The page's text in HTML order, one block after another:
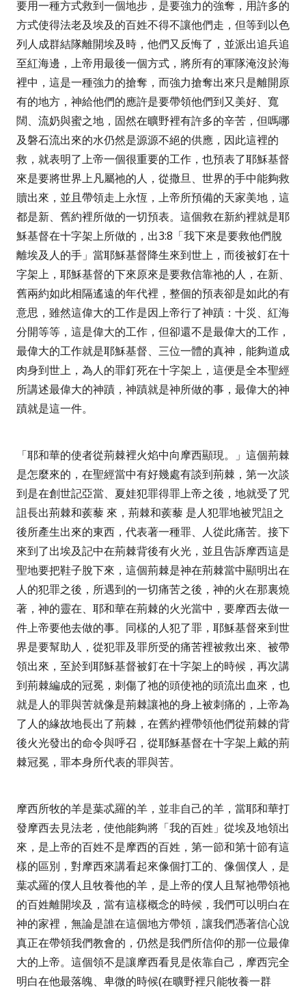
要用一種方式救到一個地步，是要強力的強奪，用許多的
方式使得法老及埃及的百姓不得不讓他們走，但等到以色
列人成群結隊離開埃及時，他們又反悔了，並派出追兵追
至紅海邊，上帝用最後一個方式，將所有的軍隊淹沒於海
裡中，這是一種強力的搶奪，而強力搶奪出來只是離開原
有的地方，神給他們的應許是要帶領他們到又美好、寬
闊、流奶與蜜之地，固然在曠野裡有許多的辛苦，但嗎哪
及磐石流出來的水仍然是源源不絕的供應，因此這裡的
救，就表明了上帝一個很重要的工作，也預表了耶穌基督
來是要將世界上凡屬祂的人，從撒旦、世界的手中能夠救
贖出來，並且帶領走上永恆，上帝所預備的天家美地，這
都是新、舊約裡所做的一切預表。這個救在新約裡就是耶
穌基督在十字架上所做的，出3:8 「我下來是要救他們脫
離埃及人的手」 當耶穌基督降生來到世上，而後被釘在十
字架上，耶穌基督的下來原來是要救信靠祂的人，在新、
舊兩約如此相隔遙遠的年代裡，整個的預表卻是如此的有
意思，雖然這偉大的工作是因上帝行了神蹟：十災、紅海
分開等等，這是偉大的工作，但卻還不是最偉大的工作，
最偉大的工作就是耶穌基督、三位一體的真神，能夠道成
肉身到世上，為人的罪釘死在十字架上，這便是全本聖經
所講述最偉大的神蹟，神蹟就是神所做的事，最偉大的神
蹟就是這一件。
「耶和華的使者從荊棘裡火焰中向摩西顯現。」這個荊棘
是怎麼來的，在聖經當中有好幾處有談到荊棘，第一次談
到是在創世記亞當、夏娃犯罪得罪上帝之後，地就受了咒
詛長出荊棘和蒺藜 來，荊棘和蒺藜 是人犯罪地被咒詛之
後所產生出來的東西，代表著一種罪、人從此痛苦。接下
來到了出埃及記中在荊棘背後有火光，並且告訴摩西這是
聖地要把鞋子脫下來，這個荊棘是神在荊棘當中顯明出在
人的犯罪之後，所遇到的一切痛苦之後，神的火在那裏燒
著，神的靈在、耶和華在荊棘的火光當中，要摩西去做一
件上帝要他去做的事。同樣的人犯了罪，耶穌基督來到世
界是要幫助人，從犯罪及罪所受的痛苦裡被救出來、被帶
領出來，至於到耶穌基督被釘在十字架上的時候，再次講
到荊棘編成的冠冕，刺傷了祂的頭使祂的頭流出血來，也
就是人的罪與苦就像是荊棘讓祂的身上被刺痛的，上帝為
了人的緣故地長出了荊棘，在舊約裡帶領他們從荊棘的背
後火光發出的命令與呼召，從耶穌基督在十字架上戴的荊
棘冠冕，罪本身所代表的罪與苦。
摩西所牧的羊是葉忒羅的羊，並非自己的羊，當耶和華打
發摩西去見法老，使他能夠將「我的百姓」從埃及地領出
來，是上帝的百姓不是摩西的百姓，第一節和第十節有這
樣的區別，對摩西來講看起來像個打工的、像個僕人，是
葉忒羅的僕人且牧養他的羊，是上帝的僕人且幫祂帶領祂
的百姓離開埃及，當有這樣概念的時候，我們可以明白在
神的家裡，無論是誰在這個地方帶領，讓我們憑著信心說
真正在帶領我們教會的，仍然是我們所信仰的那一位最偉
大的上帝。這個領不是讓摩西看見是依靠自己，摩西完全
明白在他最落魄、卑微的時候(在曠野裡只能牧養一群